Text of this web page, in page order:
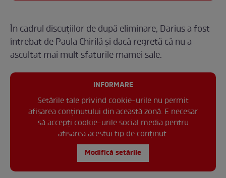
În cadrul discuțiilor de după eliminare, Darius a fost
întrebat de Paula Chirilă și dacă regretă că nu a
ascultat mai mult sfaturile mamei sale.
INFORMARE
Setările tale privind cookie-urile nu permit
afișarea conținutului din această zonă. E necesar
să accepți cookie-urile social media pentru
afisarea acestui tip de conținut.
Modifică setările